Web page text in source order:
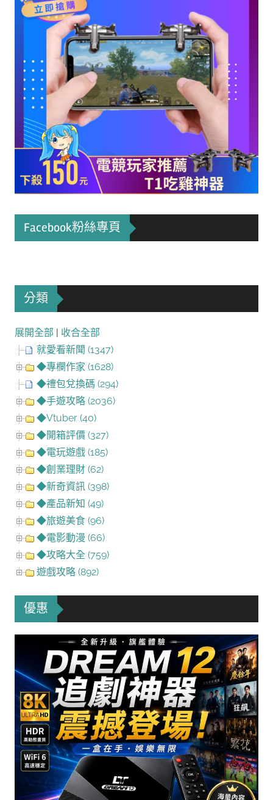
Facebook粉絲專頁
分類
展開全部 | 收合全部
就愛看新聞 (1347)
◆專欄作家 (1628)
◆禮包兌換碼 (294)
◆手遊攻略 (2036)
◆Vtuber (40)
◆開箱評價 (327)
◆電玩遊戲 (185)
◆創業理財 (62)
◆新奇資訊 (398)
◆產品新知 (49)
◆旅遊美食 (96)
◆電影動漫 (66)
◆攻略大全 (759)
遊戲攻略 (892)
優惠